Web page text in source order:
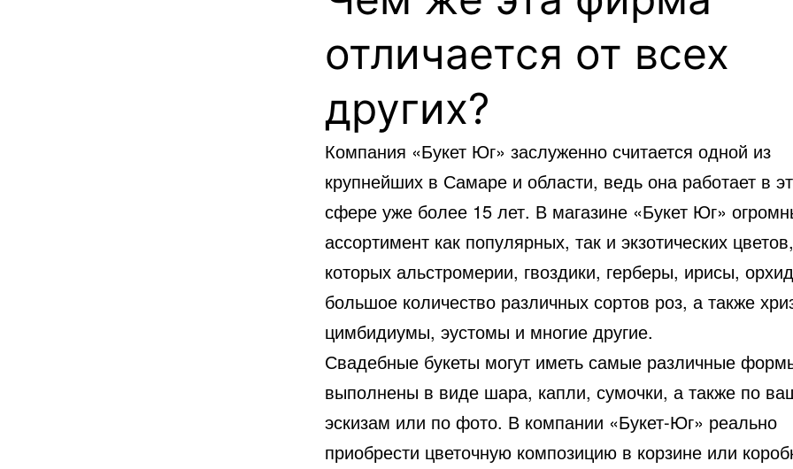
отличается от всех
других?
Компания «Букет Юг» заслуженно считается одной из
крупнейших в Самаре и области, ведь она работает в
сфере уже более 15 лет. В магазине «Букет Юг»
ассортимент как популярных, так и экзотических
которых альстромерии, гвоздики, герберы, ирисы,
большое количество различных сортов роз, а также
цимбидиумы, эустомы и многие другие.
Свадебные букеты могут иметь самые различные
выполнены в виде шара, капли, сумочки, а также по
эскизам или по фото. В компании «Букет-Юг» реально
приобрести цветочную композицию в корзине или